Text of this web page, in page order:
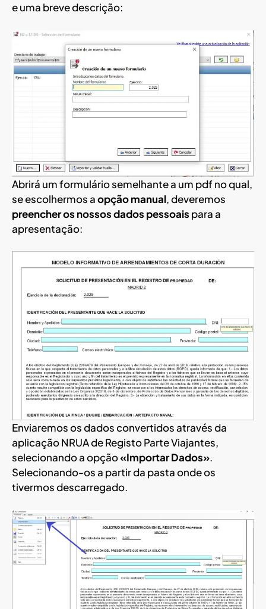
e uma breve descrição:
Abrirá um formulário semelhante a um pdf no qual,
se escolhermos aopção manual, deveremos
preencher os nossos dados pessoais para a
apresentação:
Enviaremos os dados convertidos através da
aplicação NRUA de Registo Parte Viajantes,
selecionando a opção«Importar Dados».
Selecionando-os a partir da pasta onde os
tivermos descarregado.